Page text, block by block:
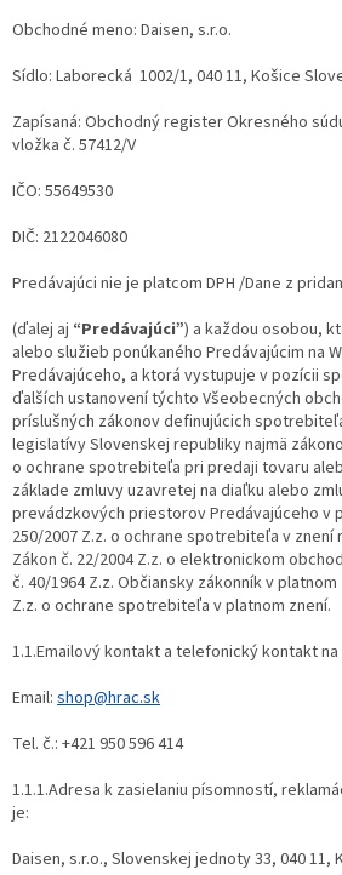
Obchodné meno: Daisen, s.r.o.
Sídlo: Laborecká 1002/1, 040 11, Košice
Zapísaná: Obchodný register Okresného
vložka č. 57412/V
IČO: 55649530
DIČ: 2122046080
Predávajúci nie je platcom DPH /Dane z
(ďalej aj “Predávajúci”) a každou osobou,
alebo služieb ponúkaného Predávajúcim na
Predávajúceho, a ktorá vystupuje v pozícii
ďalších ustanovení týchto Všeobecných
príslušných zákonov definujúcich
legislatívy Slovenskej republiky najmä
o ochrane spotrebiteľa pri predaji tovaru
základe zmluvy uzavretej na diaľku alebo
prevádzkových priestorov Predávajúceho v
250/2007 Z.z. o ochrane spotrebiteľa v
Zákon č. 22/2004 Z.z. o elektronickom
č. 40/1964 Z.z. Občiansky zákonník v
Z.z. o ochrane spotrebiteľa v platnom znení.
1.1.Emailový kontakt a telefonický kontakt
Email: shop@hrac.sk
Tel. č.: +421 950 596 414
1.1.1.Adresa k zasielaniu písomností,
je:
Daisen, s.r.o., Slovenskej jednoty 33, 040 11,